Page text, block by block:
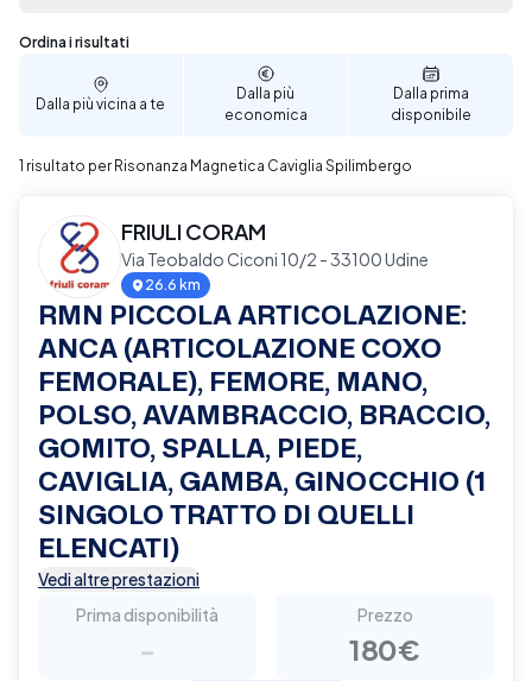
meglio si adattano alle tue esigenze. Assicura il
miglior supporto possibile per la salute della tua
caviglia, prenota ora la tua Risonanza Magnetica a
Spilimbergo con Elty.
Sono stati trovati 1 risultati
Ordina i risultati
Dalla più vicina a te
Dalla più
economica
Dalla prima
disponibile
1 risultato per Risonanza Magnetica Caviglia Spilimbergo
FRIULI CORAM
Via Teobaldo Ciconi 10/2 - 33100 Udine
26.6 km
RMN PICCOLA ARTICOLAZIONE:
ANCA (ARTICOLAZIONE COXO
FEMORALE), FEMORE, MANO,
POLSO, AVAMBRACCIO, BRACCIO,
GOMITO, SPALLA, PIEDE,
CAVIGLIA, GAMBA, GINOCCHIO (1
SINGOLO TRATTO DI QUELLI
ELENCATI)
Vedi altre prestazioni
Prima disponibilità
-
Prezzo
180€